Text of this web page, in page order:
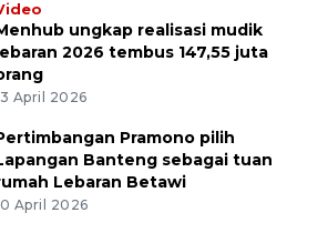
ungkap realisasi mudik
2026 tembus 147,55 juta
April 2026
Pramono pilih
Banteng sebagai tuan
Lebaran Betawi
April 2026